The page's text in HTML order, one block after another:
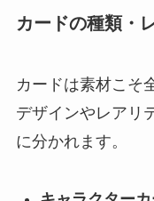
カードの種類・
カードは素材こそ
デザインやレアリ
に分かれます。